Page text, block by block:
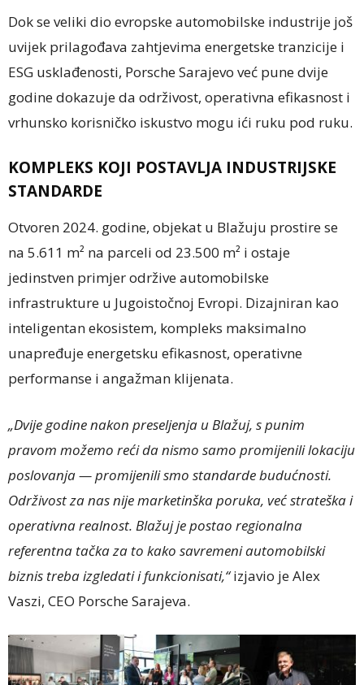
Dok se veliki dio evropske automobilske industrije još
uvijek prilagođava zahtjevima energetske tranzicije i
ESG usklađenosti, Porsche Sarajevo već pune dvije
godine dokazuje da održivost, operativna efikasnost i
vrhunsko korisničko iskustvo mogu ići ruku pod ruku.
KOMPLEKS KOJI POSTAVLJA INDUSTRIJSKE
STANDARDE
Otvoren 2024. godine, objekat u Blažuju prostire se
na 5.611 m² na parceli od 23.500 m² i ostaje
jedinstven primjer održive automobilske
infrastrukture u Jugoistočnoj Evropi. Dizajniran kao
inteligentan ekosistem, kompleks maksimalno
unapređuje energetsku efikasnost, operativne
performanse i angažman klijenata.
„Dvije godine nakon preseljenja u Blažuj, s punim
pravom možemo reći da nismo samo promijenili lokaciju
poslovanja — promijenili smo standarde budućnosti.
Održivost za nas nije marketinška poruka, već strateška i
operativna realnost. Blažuj je postao regionalna
referentna tačka za to kako savremeni automobilski
biznis treba izgledati i funkcionisati,“izjavio je Alex
Vaszi, CEO Porsche Sarajeva.